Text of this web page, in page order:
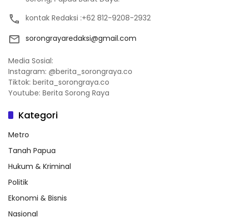
kontak Redaksi :+62 812-9208-2932
sorongrayaredaksi@gmail.com
Media Sosial:
Instagram: @berita_sorongraya.co
Tiktok: berita_sorongraya.co
Youtube: Berita Sorong Raya
Kategori
Metro
Tanah Papua
Hukum & Kriminal
Politik
Ekonomi & Bisnis
Nasional